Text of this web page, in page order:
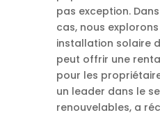
pas exception.
cas, nous
installation solaire
peut offrir une
pour les
un leader dans le
renouvelables, a